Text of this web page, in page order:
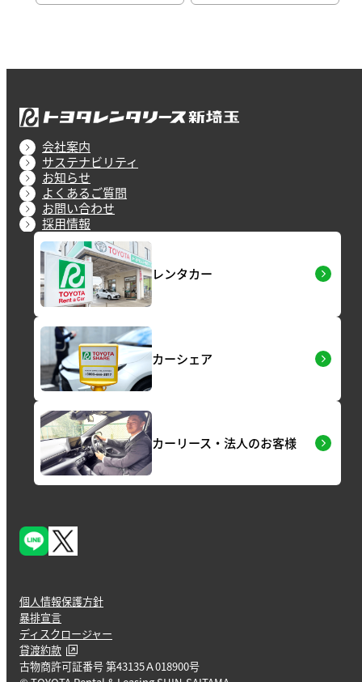
会社案内
サステナビリティ
お知らせ
よくあるご質問
お問い合わせ
採用情報
レンタカー
カーシェア
カーリース・法人のお客様
個人情報保護方針
暴排宣言
ディスクロージャー
貸渡約款
古物商許可証番号 第43135Ａ018900号